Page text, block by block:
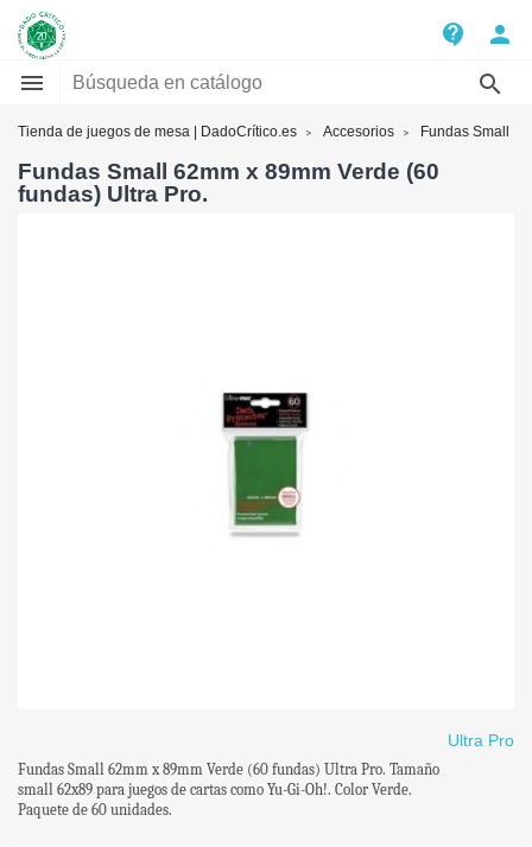
contact_support
person


Tienda de juegos de mesa | DadoCrítico.es Accesorios Fundas Small
Fundas Small 62mm x 89mm Verde (60
fundas) Ultra Pro.
Ultra Pro
Fundas Small 62mm x 89mm Verde (60 fundas) Ultra Pro. Tamaño
small 62x89 para juegos de cartas como Yu-Gi-Oh!. Color Verde.
Paquete de 60 unidades.